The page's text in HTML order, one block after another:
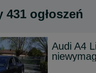
ogłoszeń
Audi A4